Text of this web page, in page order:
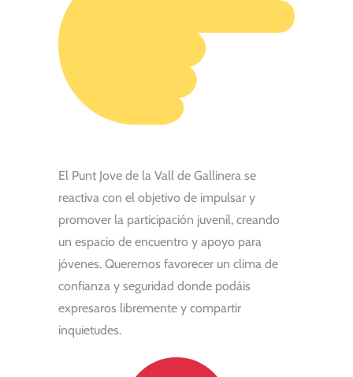
El Punt Jove de la Vall de Gallinera se
reactiva con el objetivo de impulsar y
promover la participación juvenil, creando
un espacio de encuentro y apoyo para
jóvenes. Queremos favorecer un clima de
confianza y seguridad donde podáis
expresaros libremente y compartir
inquietudes.